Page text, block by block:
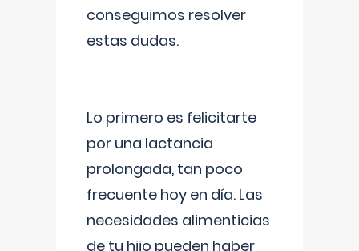
conseguimos resolver
estas dudas.
Lo primero es felicitarte
por una lactancia
prolongada, tan poco
frecuente hoy en día. Las
necesidades alimenticias
de tu hijo pueden haber